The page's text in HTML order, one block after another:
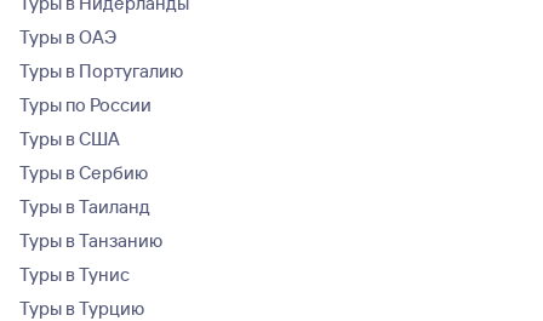
Туры в ОАЭ
Туры в Португалию
Туры по России
Туры в США
Туры в Сербию
Туры в Таиланд
Туры в Танзанию
Туры в Тунис
Туры в Турцию